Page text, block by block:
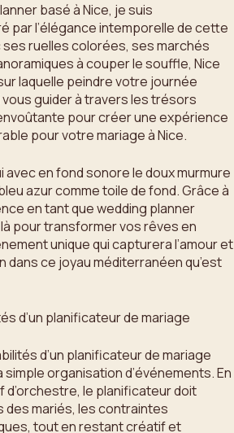
basé à Nice, je suis
par l’élégance intemporelle de cette
ruelles colorées, ses marchés
à couper le souffle, Nice
laquelle peindre votre journée
guider à travers les trésors
pour créer une expérience
pour votre mariage à Nice.
avec en fond sonore le doux murmure
azur comme toile de fond. Grâce à
en tant que wedding planner
pour transformer vos rêves en
unique qui capturera l’amour et
dans ce joyau méditerranéen qu’est
d’un planificateur de mariage
d’un planificateur de mariage
organisation d’événements. En
le planificateur doit
des mariés, les contraintes
tout en restant créatif et